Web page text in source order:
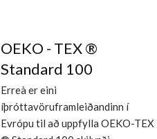
OEKO - TEX ®
Standard 100
Erreà er eini
íþróttavöruframleiðandinn í
Evrópu til að uppfylla OEKO-TEX